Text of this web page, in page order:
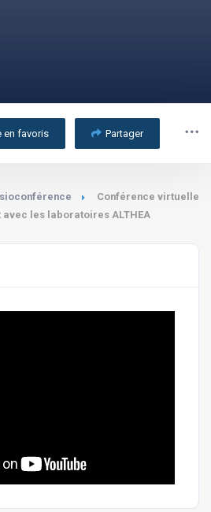
en favoris Partager
Conférence virtuelle
les laboratoires ALTHEA